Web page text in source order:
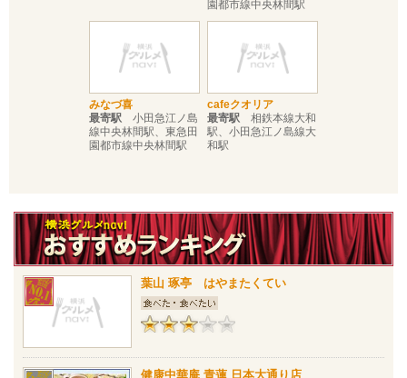
園都市線中央林間駅
みなづ喜
最寄駅 小田急江ノ島
線中央林間駅、東急田
園都市線中央林間駅
cafeクオリア
最寄駅 相鉄本線大和
駅、小田急江ノ島線大
和駅
葉山 琢亭 はやまたくてい
健康中華庵 青蓮 日本大通り店